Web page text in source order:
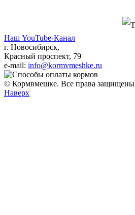
Наш YouTube-Канал
г. Новосибирск,
Красный проспект, 79
e-mail: info@kormvmeshke.ru
© Кормвмешке. Все права защищены
Наверх